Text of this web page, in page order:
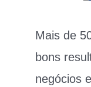
Mais de
bons
negócios